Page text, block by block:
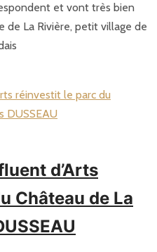
et vont très bien
de La Rivière, petit village de
d’Arts
Château de La